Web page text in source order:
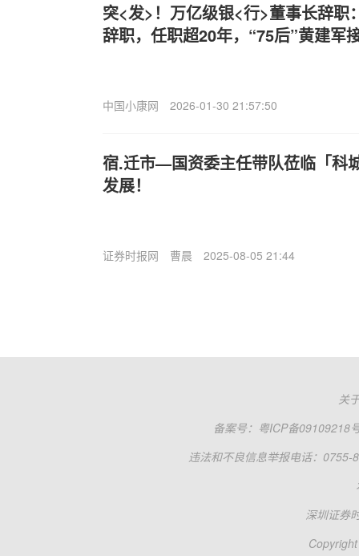
突<发>！万亿级银<行>董事长辞职
辞职，任职超20年，“75后”黄建军
中国小康网 2026-01-30 21:57:50
宿.迁市—国资委主任带队莅临「科
发展！
证券时报网 曹晨 2025-08-05 21:44
关
备案号： 粤ICP备09109218
违法和不良信息举报电话：0755-
深圳证券